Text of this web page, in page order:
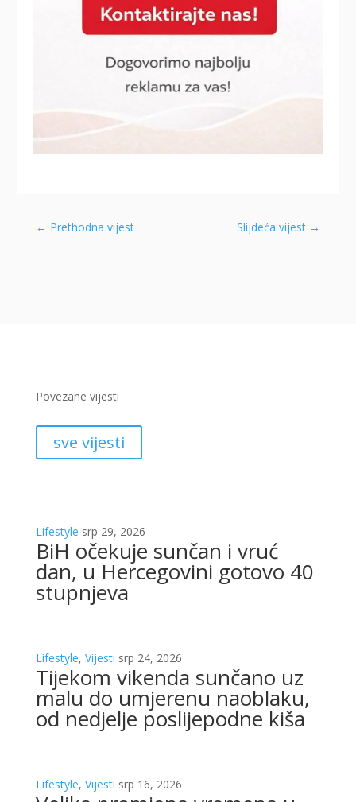
← Prethodna vijest Slijdeća vijest →
Povezane vijesti
sve vijesti
Lifestyle srp 29, 2026
BiH očekuje sunčan i vruć
dan, u Hercegovini gotovo 40
stupnjeva
Lifestyle, Vijesti srp 24, 2026
Tijekom vikenda sunčano uz
malu do umjerenu naoblaku,
od nedjelje poslijepodne kiša
Lifestyle, Vijesti srp 16, 2026